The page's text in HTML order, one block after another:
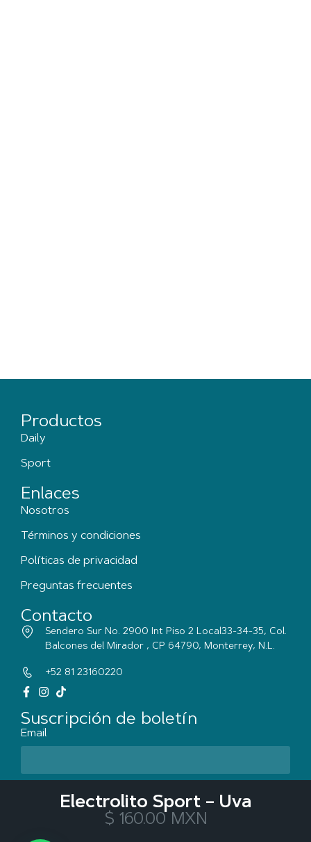
Electrolito Sport – Uva
$ 160.00 MXN
Productos
Daily
Sport
Enlaces
Nosotros
Términos y condiciones
Políticas de privacidad
Preguntas frecuentes
Contacto
Sendero Sur No. 2900 Int Piso 2 Local33-34-35, Col.
Balcones del Mirador , CP 64790, Monterrey, N.L.
+52 81 23160220
Suscripción de boletín
Email
Acepto las políticas de privacidad